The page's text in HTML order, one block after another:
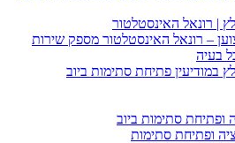
האינסטלטור
האינסטלטור מספק שירות
פתיחת סתימות ביוב
ביוב
סתימות